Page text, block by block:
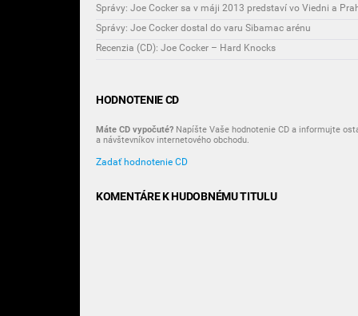
Správy: Joe Cocker sa v máji 2013 predstaví vo Viedni a
Správy: Joe Cocker dostal do varu Sibamac arénu
Recenzia (CD): Joe Cocker – Hard Knocks
HODNOTENIE CD
Máte CD vypočuté? Napíšte Vaše hodnotenie CD a informujte
a návštevníkov internetového obchodu.
Zadať hodnotenie CD
KOMENTÁRE K HUDOBNÉMU TITULU